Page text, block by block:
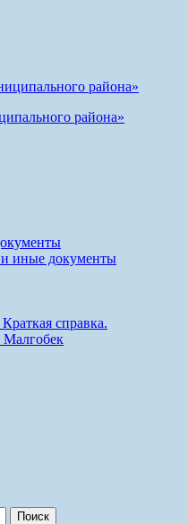
района»
иные документы
справка.
Малгобек